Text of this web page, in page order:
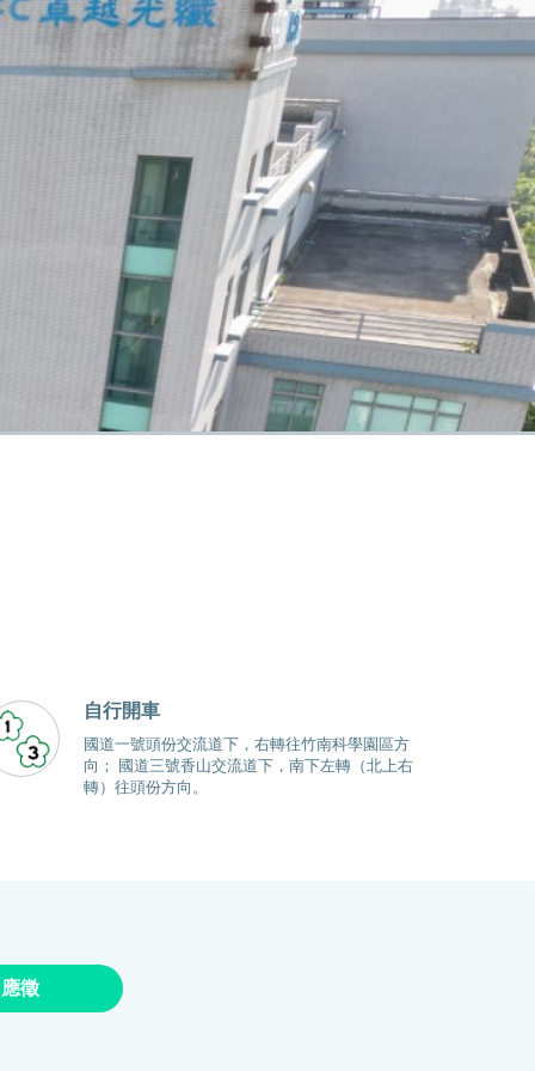
自行開車
國道一號頭份交流道下，右轉往竹南科學園區方
向； 國道三號香山交流道下，南下左轉（北上右
轉）往頭份方向。
徵